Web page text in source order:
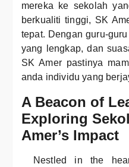
mereka ke sekolah
berkualiti tinggi, SK
tepat. Dengan guru-
yang lengkap, dan
SK Amer pastinya
anda individu yang
A Beacon of
Exploring
Amer’s Impact
Nestled in the